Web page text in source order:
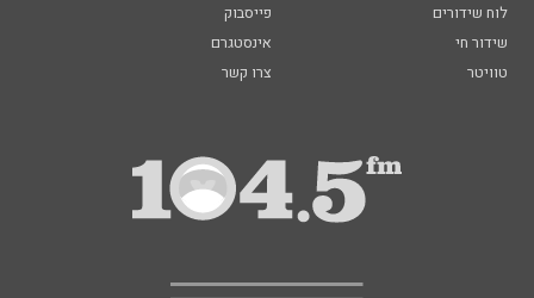
לוח שידורים
פייסבוק
שידור חי
אינסטגרם
טוויטר
צרו קשר